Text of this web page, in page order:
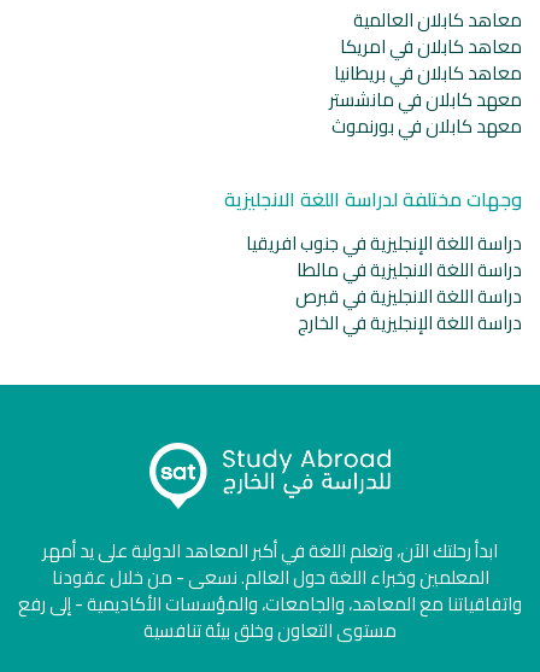
معاهد كابلان العالمية
معاهد كابلان في امريكا
معاهد كابلان في بريطانيا
معهد كابلان في مانشستر
معهد كابلان في بورنموث
وجهات مختلفة لدراسة اللغة الانجليزية
دراسة اللغة الإنجليزية في جنوب افريقيا
دراسة اللغة الانجليزية في مالطا
دراسة اللغة الانجليزية في قبرص
دراسة اللغة الإنجليزية في الخارج
ابدأ رحلتك الآن، وتعلم اللغة في أكبر المعاهد الدولية على يد أمهر
المعلمين وخبراء اللغة حول العالم. نسعى - من خلال عقودنا
واتفاقياتنا مع المعاهد، والجامعات، والمؤسسات الأكاديمية - إلى رفع
مستوى التعاون وخلق بيئة تنافسية